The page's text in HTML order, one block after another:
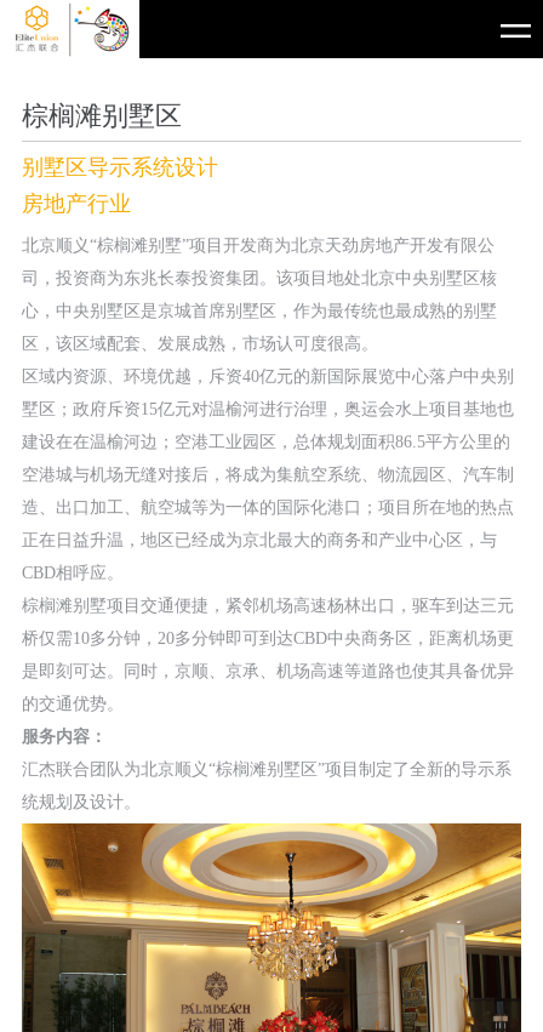
棕榈滩别墅区
别墅区导示系统设计
房地产行业
北京顺义“棕榈滩别墅”项目开发商为北京天劲房地产开发有限公
司，投资商为东兆长泰投资集团。该项目地处北京中央别墅区核
心，中央别墅区是京城首席别墅区，作为最传统也最成熟的别墅
区，该区域配套、发展成熟，市场认可度很高。
区域内资源、环境优越，斥资40亿元的新国际展览中心落户中央别
墅区；政府斥资15亿元对温榆河进行治理，奥运会水上项目基地也
建设在在温榆河边；空港工业园区，总体规划面积86.5平方公里的
空港城与机场无缝对接后，将成为集航空系统、物流园区、汽车制
造、出口加工、航空城等为一体的国际化港口；项目所在地的热点
正在日益升温，地区已经成为京北最大的商务和产业中心区，与
CBD相呼应。
棕榈滩别墅项目交通便捷，紧邻机场高速杨林出口，驱车到达三元
桥仅需10多分钟，20多分钟即可到达CBD中央商务区，距离机场更
是即刻可达。同时，京顺、京承、机场高速等道路也使其具备优异
的交通优势。
服务内容：
汇杰联合团队为北京顺义“棕榈滩别墅区”项目制定了全新的导示系
统规划及设计。